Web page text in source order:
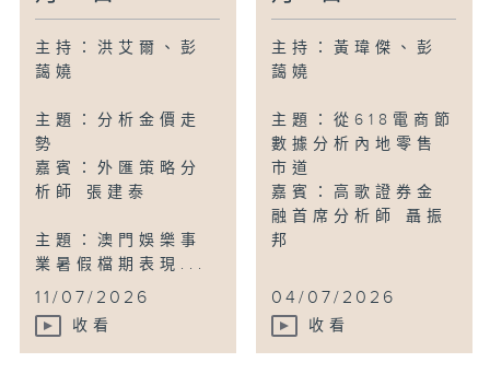
主持：洪艾爾、彭
藹嬈
主題：分析金價走
勢
嘉賓：外匯策略分
析師 張建泰
主題：澳門娛樂事
業暑假檔期表現...
11/07/2026
收看
主持：黃瑋傑、彭
藹嬈
主題：從618電商節
數據分析內地零售
市道
嘉賓：高歌證券金
融首席分析師 聶振
邦
04/07/2026
收看